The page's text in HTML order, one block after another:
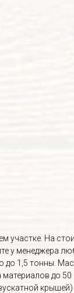
участке. На
у менеджера
1,5 тонны.
до 50